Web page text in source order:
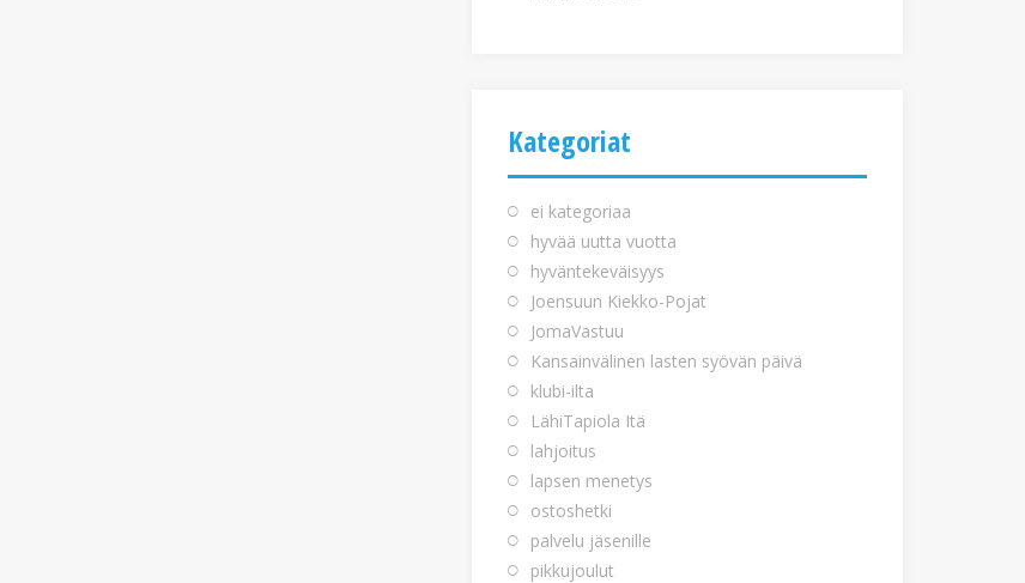
Kategoriat
ei kategoriaa
hyvää uutta vuotta
hyväntekeväisyys
Joensuun Kiekko-Pojat
JomaVastuu
Kansainvälinen lasten syövän päivä
klubi-ilta
LähiTapiola Itä
lahjoitus
lapsen menetys
ostoshetki
palvelu jäsenille
pikkujoulut